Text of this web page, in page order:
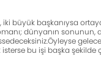
büyük başkanıysa
dünyanın
bu işi başka şekilde